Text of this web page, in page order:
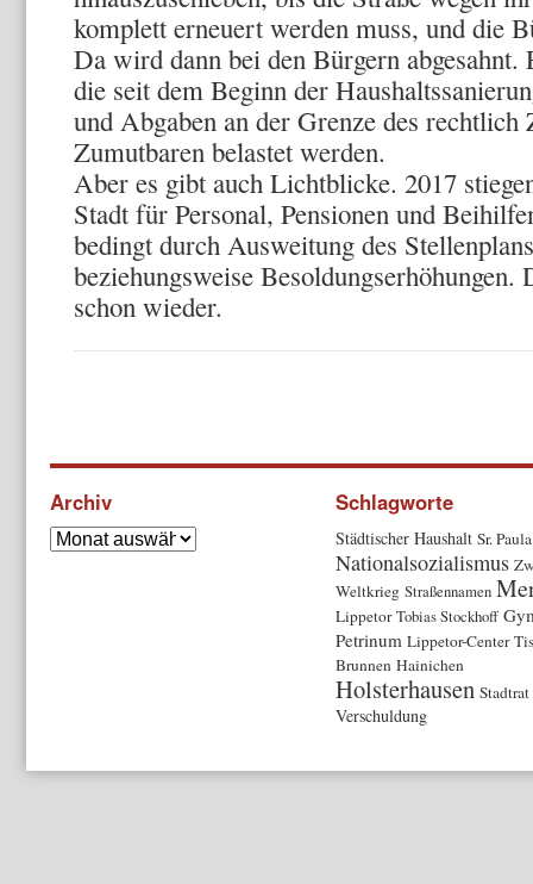
komplett erneuert werden muss, und die
Da wird dann bei den Bürgern abgesahnt.
die seit dem Beginn der
und Abgaben an der Grenze des rechtlich
Zumutbaren belastet werden.
Aber es gibt auch Lichtblicke. 2017
Stadt für Personal, Pensionen und
bedingt durch Ausweitung des
beziehungsweise
schon wieder.
Archiv Schlagworte
Städtischer Haushalt Sr. Paula
Nationalsozialismus
Weltkrieg Straßennamen
Lippetor Tobias Stockhoff
Petrinum Lippetor-Center
Brunnen Hainichen
Holsterhausen Stadtrat
Verschuldung